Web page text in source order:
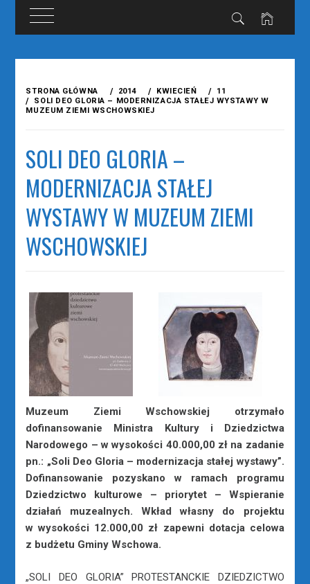
treści
STRONA GŁÓWNA 2014 KWIECIEŃ
11
SOLI DEO GLORIA – MODERNIZACJA STAŁEJ WYSTAWY W
MUZEUM ZIEMI WSCHOWSKIEJ
SOLI DEO GLORIA –
MODERNIZACJA STAŁEJ
WYSTAWY W MUZEUM ZIEMI
WSCHOWSKIEJ
Muzeum Ziemi Wschowskiej otrzymało
dofinansowanie Ministra Kultury i Dziedzictwa
Narodowego – w wysokości 40.000,00 zł na zadanie
pn.: „Soli Deo Gloria – modernizacja stałej wystawy”.
Dofinansowanie pozyskano w ramach programu
Dziedzictwo kulturowe – priorytet – Wspieranie
działań muzealnych. Wkład własny do projektu
w wysokości 12.000,00 zł zapewni dotacja celowa
z budżetu Gminy Wschowa.
„SOLI DEO GLORIA” PROTESTANCKIE DZIEDZICTWO